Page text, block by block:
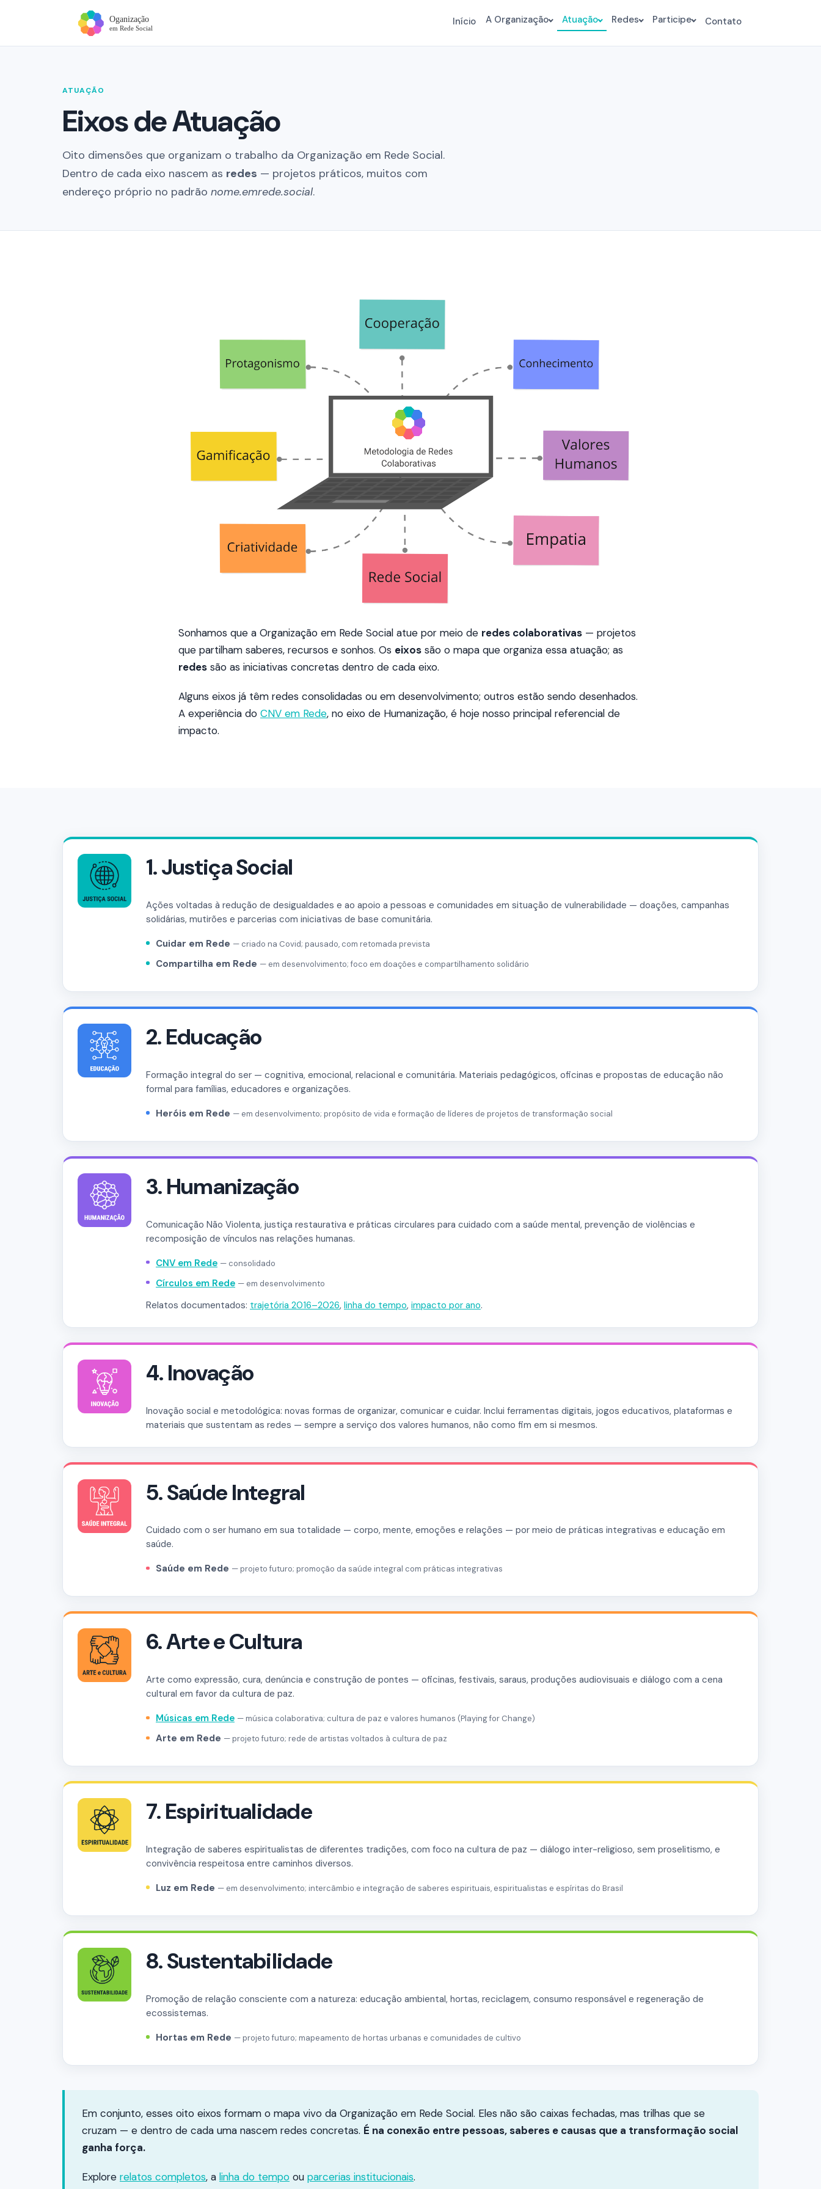
Início A Organização Atuação Redes Participe Contato
ATUAÇÃO
Eixos de Atuação
Oito dimensões que organizam o trabalho da Organização em Rede Social.
Dentro de cada eixo nascem as redes — projetos práticos, muitos com
endereço próprio no padrão nome.emrede.social.
Sonhamos que a Organização em Rede Social atue por meio de redes colaborativas — projetos
que partilham saberes, recursos e sonhos. Os eixos são o mapa que organiza essa atuação; as
redes são as iniciativas concretas dentro de cada eixo.
Alguns eixos já têm redes consolidadas ou em desenvolvimento; outros estão sendo desenhados.
A experiência do CNV em Rede, no eixo de Humanização, é hoje nosso principal referencial de
impacto.
1. Justiça Social
Ações voltadas à redução de desigualdades e ao apoio a pessoas e comunidades em situação de vulnerabilidade — doações, campanhas
solidárias, mutirões e parcerias com iniciativas de base comunitária.
Cuidar em Rede — criado na Covid; pausado, com retomada prevista
Compartilha em Rede — em desenvolvimento; foco em doações e compartilhamento solidário
2. Educação
Formação integral do ser — cognitiva, emocional, relacional e comunitária. Materiais pedagógicos, oficinas e propostas de educação não
formal para famílias, educadores e organizações.
Heróis em Rede — em desenvolvimento; propósito de vida e formação de líderes de projetos de transformação social
3. Humanização
Comunicação Não Violenta, justiça restaurativa e práticas circulares para cuidado com a saúde mental, prevenção de violências e
recomposição de vínculos nas relações humanas.
CNV em Rede — consolidado
Círculos em Rede — em desenvolvimento
Relatos documentados: trajetória 2016–2026, linha do tempo, impacto por ano.
4. Inovação
Inovação social e metodológica: novas formas de organizar, comunicar e cuidar. Inclui ferramentas digitais, jogos educativos, plataformas e
materiais que sustentam as redes — sempre a serviço dos valores humanos, não como fim em si mesmos.
5. Saúde Integral
Cuidado com o ser humano em sua totalidade — corpo, mente, emoções e relações — por meio de práticas integrativas e educação em
saúde.
Saúde em Rede — projeto futuro; promoção da saúde integral com práticas integrativas
6. Arte e Cultura
Arte como expressão, cura, denúncia e construção de pontes — oficinas, festivais, saraus, produções audiovisuais e diálogo com a cena
cultural em favor da cultura de paz.
Músicas em Rede — música colaborativa; cultura de paz e valores humanos (Playing for Change)
Arte em Rede — projeto futuro; rede de artistas voltados à cultura de paz
7. Espiritualidade
Integração de saberes espiritualistas de diferentes tradições, com foco na cultura de paz — diálogo inter-religioso, sem proselitismo, e
convivência respeitosa entre caminhos diversos.
Luz em Rede — em desenvolvimento; intercâmbio e integração de saberes espirituais, espiritualistas e espíritas do Brasil
8. Sustentabilidade
Promoção de relação consciente com a natureza: educação ambiental, hortas, reciclagem, consumo responsável e regeneração de
ecossistemas.
Hortas em Rede — projeto futuro; mapeamento de hortas urbanas e comunidades de cultivo
Em conjunto, esses oito eixos formam o mapa vivo da Organização em Rede Social. Eles não são caixas fechadas, mas trilhas que se
cruzam — e dentro de cada uma nascem redes concretas. É na conexão entre pessoas, saberes e causas que a transformação social
ganha força.
Explore relatos completos, a linha do tempo ou parcerias institucionais.